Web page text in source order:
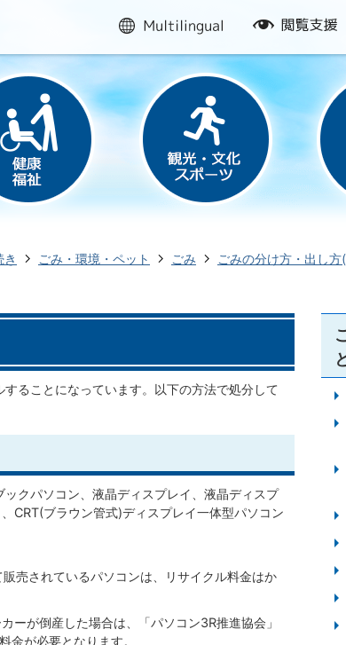
multilingual
閲
援
き ごみ・環境・ペット ごみ ごみの分け方・出し方
ることになっています。以下の方法で処分して
クパソコン、液晶ディスプレイ、液晶ディスプ
CRT(ブラウン管式)ディスプレイ一体型パソコン
売されているパソコンは、リサイクル料金はか
ーが倒産した場合は、「パソコン3R推進協会」
金が必要となります。